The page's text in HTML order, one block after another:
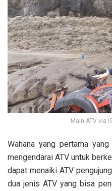
Main ATV via
Wahana yang pertama
mengendarai ATV untuk
dapat menaiki ATV
dua jenis ATV yang bisa